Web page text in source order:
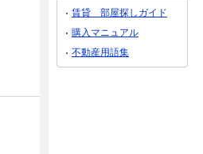
賃貸 部屋探しガイド
購入マニュアル
不動産用語集